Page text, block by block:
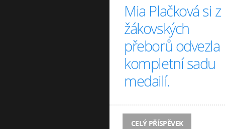
Mia Plačková si z
žákovských
přeborů odvezla
kompletní sadu
medailí.
CELÝ PŘÍSPĚVEK